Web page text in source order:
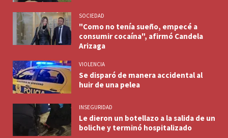
SOCIEDAD
"Como no tenía sueño, empecé a
consumir cocaína", afirmó Candela
Arizaga
VIOLENCIA
Se disparó de manera accidental al
huir de una pelea
INSEGURIDAD
Le dieron un botellazo a la salida de un
boliche y terminó hospitalizado